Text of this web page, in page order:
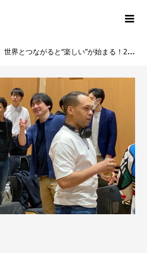
世界とつながると“楽しい”が始まる！2025年4月のヨリミチ部開催レポート